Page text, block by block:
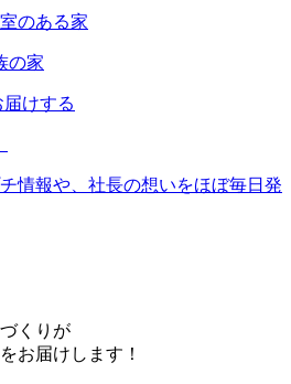
のある家
の家
けする
情報や、社長の想いをほぼ毎日発
くりが
お届けします！